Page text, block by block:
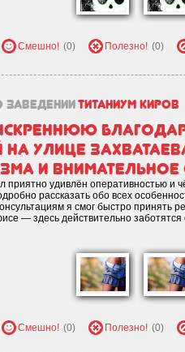
Смешно! (0) Полезно! (0)
заведенииТитаниум Киров
улице
и внимательное
удивлён оперативностью и
рассказать обо всех
я смог быстро принять
— здесь действительно
Смешно! (0) Полезно! (0)